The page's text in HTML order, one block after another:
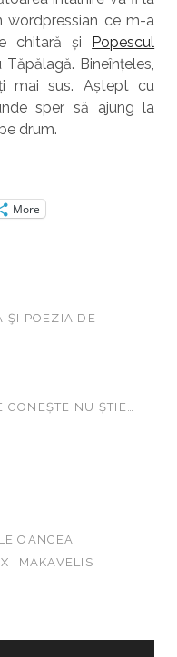
wordpressian ce m-a
chitară și Popescul
Bineînțeles,
mai sus. Aștept cu
sper să ajung la
drum.
More
ŞI POEZIA DE
GONEȘTE NU ȘTIE…
OANCEA
MAKAVELIS